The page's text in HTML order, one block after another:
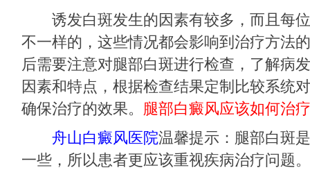
诱发白斑发生的因素有较多，而且每位
不一样的，这些情况都会影响到治疗方法
后需要注意对腿部白斑进行检查，了解病
因素和特点，根据检查结果定制比较系统
确保治疗的效果。 腿部白癜风应该如何治疗
舟山白癜风医院温馨提示：腿部白斑
一些，所以患者更应该重视疾病治疗问题